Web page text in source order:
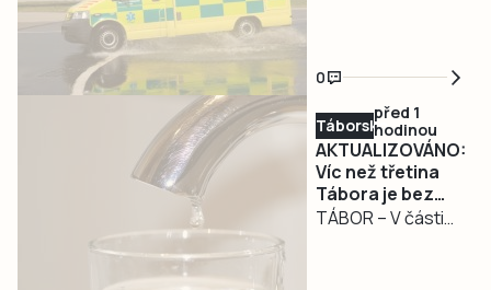
čtvrtek 6. srpna
dopoledne v
Kollárově ulici v
Písku. Zraněná
seniorka po
ošetření putovala
do nemocnice.
0
Táborsko
před 1
hodinou
AKTUALIZOVÁNO:
Víc než třetina
Tábora je bez
vody. Krizovou
TÁBOR – V části